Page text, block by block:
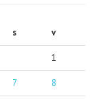
s v
1
7 8